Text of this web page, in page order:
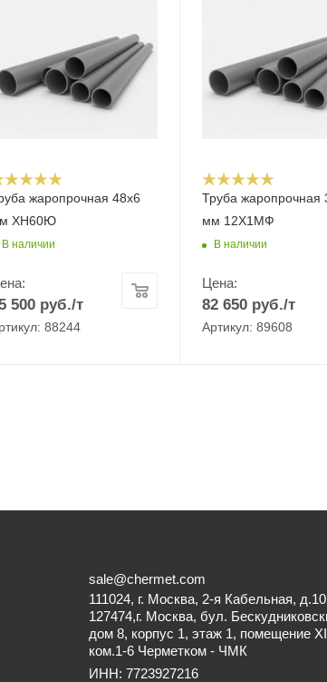
жаропрочная 48х6
ХН60Ю
В наличии
500руб./т
88244
Труба жаропрочная
мм 12Х1МФ
В наличии
Цена:
82 650 руб./т
Артикул: 89608
sale@chermet.com
111024, г. Москва, 2-я Кабельная, д.10
127474,г. Москва, бул.
дом 8, корпус 1, этаж 1, помещение
ком.1-6 Черметком - ЧМК
ИНН: 7723927216